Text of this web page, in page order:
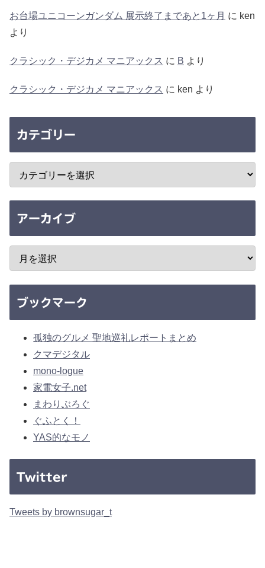
お台場ユニコーンガンダム 展示終了まであと1ヶ月 に ken
より
クラシック・デジカメ マニアックス に B より
クラシック・デジカメ マニアックス に ken より
カテゴリー
アーカイブ
ブックマーク
孤独のグルメ 聖地巡礼レポートまとめ
クマデジタル
mono-logue
家電女子.net
まわりぶろぐ
ぐふとく！
YAS的なモノ
Twitter
Tweets by brownsugar_t